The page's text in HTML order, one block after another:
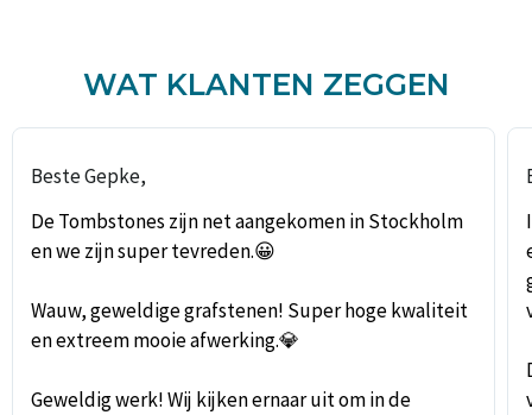
WAT KLANTEN ZEGGEN
Beste Gepke,
De Tombstones zijn net aangekomen in Stockholm
en we zijn super tevreden.😀
Wauw, geweldige grafstenen! Super hoge kwaliteit
en extreem mooie afwerking.💎
Geweldig werk! Wij kijken ernaar uit om in de